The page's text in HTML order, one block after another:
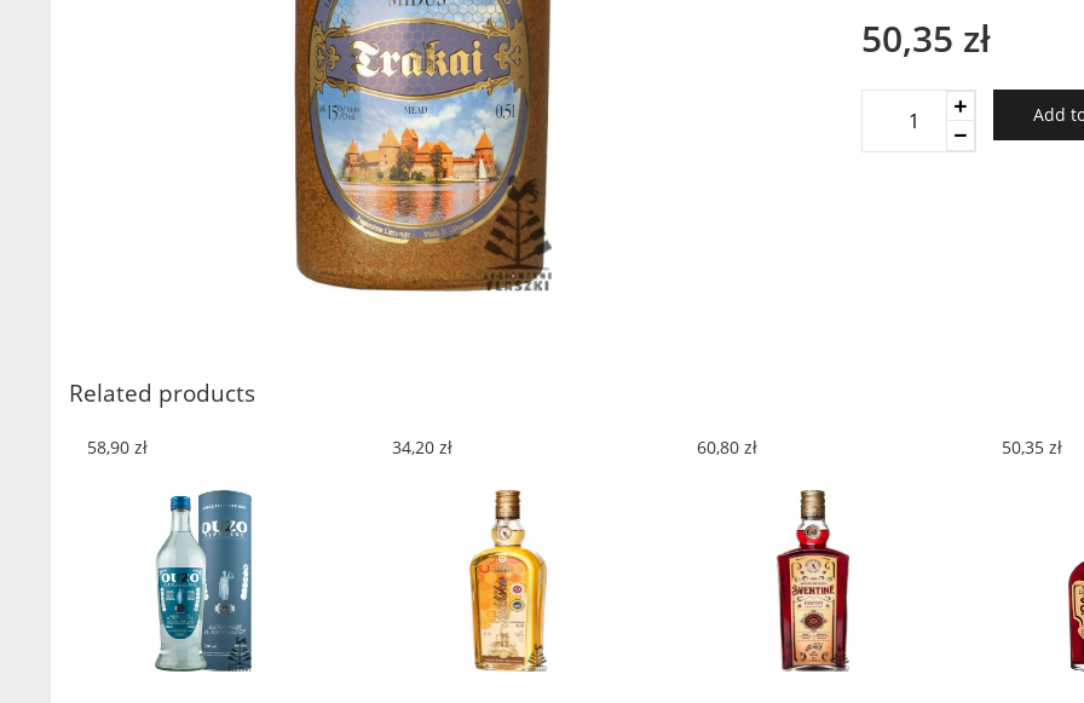
50,35 zł
Lithuanian
Add
Related products
58,90 zł 34,20 zł 60,80 zł 50,35 zł